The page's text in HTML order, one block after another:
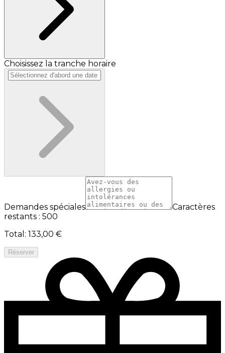
Choisissez la tranche horaire
Demandes spéciales
Caractères
restants : 500
Total : 133,00 €
Réserver